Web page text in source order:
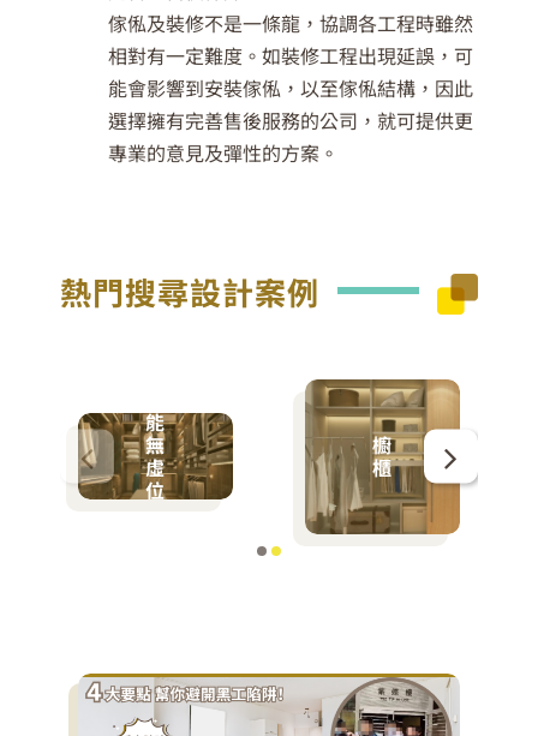
傢俬及裝修不是一條龍，協調各工程時雖然
相對有一定難度。如裝修工程出現延誤，可
能會影響到安裝傢俬，以至傢俬結構，因此
選擇擁有完善售後服務的公司，就可提供更
專業的意見及彈性的方案。
熱門搜尋設計案例
能
無
虛
位
櫥
櫃